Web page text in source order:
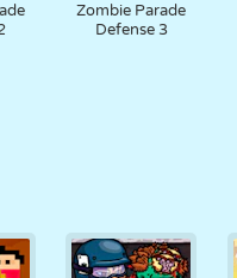
Zombie Parade
Defense 3